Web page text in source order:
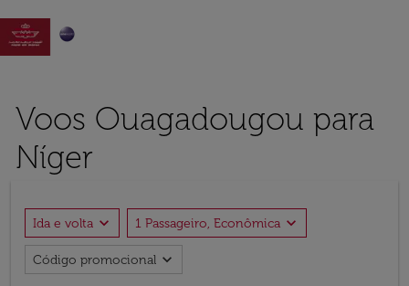

Voos Ouagadougou para
Níger
Ida e volta expand_more 1 Passageiro, Econômica expand_more
Código promocional expand_more